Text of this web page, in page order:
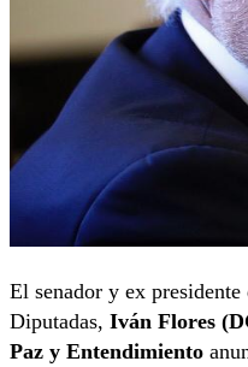
El senador y ex
Diputadas, Iván Flores
Paz y Entendimiento